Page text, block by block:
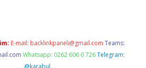
E-mail: backlinkpaneli@gmail.com Teams:
Whatsapp: 0262 606 0 726 Telegram:
@karabul